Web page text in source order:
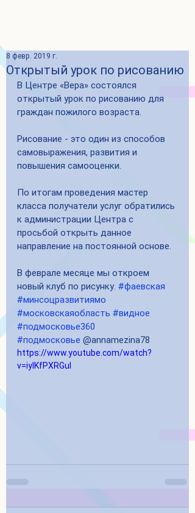
Открытый урок по рисованию
8 февр. 2019 г.
В Центре «Вера» состоялся
открытый урок по рисованию для
граждан пожилого возраста.
Рисование - это один из способов
самовыражения, развития и
повышения самооценки.
По итогам проведения мастер
класса получатели услуг обратились
к администрации Центра с
просьбой открыть данное
направление на постоянной основе.
В феврале месяце мы откроем
новый клуб по рисунку. #фаевская
#минсоцразвитиямо
#московскаяобласть #видное
#подмосковье360
#подмосковье @annamezina78
https://www.youtube.com/watch?
v=iylKfPXRGuI